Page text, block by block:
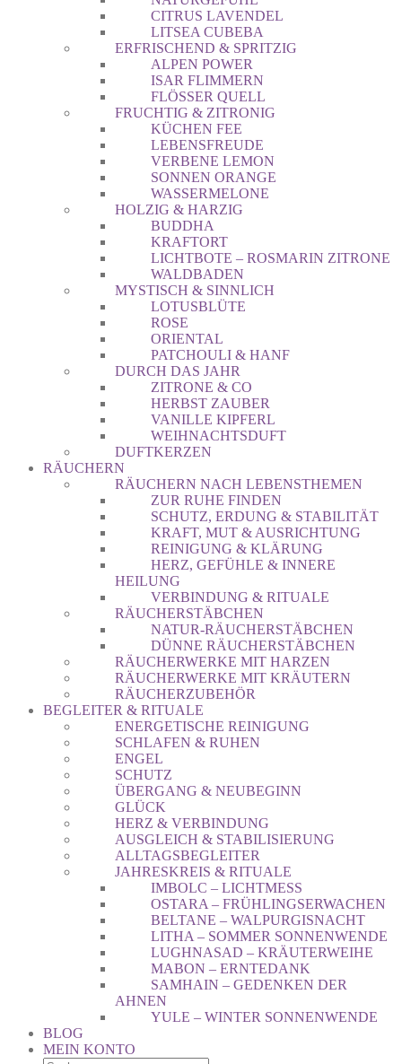
CITRUS LAVENDEL
LITSEA CUBEBA
ERFRISCHEND & SPRITZIG
ALPEN POWER
ISAR FLIMMERN
FLÖSSER QUELL
FRUCHTIG & ZITRONIG
KÜCHEN FEE
LEBENSFREUDE
VERBENE LEMON
SONNEN ORANGE
WASSERMELONE
HOLZIG & HARZIG
BUDDHA
KRAFTORT
LICHTBOTE – ROSMARIN ZITRONE
WALDBADEN
MYSTISCH & SINNLICH
LOTUSBLÜTE
ROSE
ORIENTAL
PATCHOULI & HANF
DURCH DAS JAHR
ZITRONE & CO
HERBST ZAUBER
VANILLE KIPFERL
WEIHNACHTSDUFT
DUFTKERZEN
RÄUCHERN
RÄUCHERN NACH LEBENSTHEMEN
ZUR RUHE FINDEN
SCHUTZ, ERDUNG & STABILITÄT
KRAFT, MUT & AUSRICHTUNG
REINIGUNG & KLÄRUNG
HERZ, GEFÜHLE & INNERE
HEILUNG
VERBINDUNG & RITUALE
RÄUCHERSTÄBCHEN
NATUR-RÄUCHERSTÄBCHEN
DÜNNE RÄUCHERSTÄBCHEN
RÄUCHERWERKE MIT HARZEN
RÄUCHERWERKE MIT KRÄUTERN
RÄUCHERZUBEHÖR
BEGLEITER & RITUALE
ENERGETISCHE REINIGUNG
SCHLAFEN & RUHEN
ENGEL
SCHUTZ
ÜBERGANG & NEUBEGINN
GLÜCK
HERZ & VERBINDUNG
AUSGLEICH & STABILISIERUNG
ALLTAGSBEGLEITER
JAHRESKREIS & RITUALE
IMBOLC – LICHTMESS
OSTARA – FRÜHLINGSERWACHEN
BELTANE – WALPURGISNACHT
LITHA – SOMMER SONNENWENDE
LUGHNASAD – KRÄUTERWEIHE
MABON – ERNTEDANK
SAMHAIN – GEDENKEN DER
AHNEN
YULE – WINTER SONNENWENDE
BLOG
MEIN KONTO